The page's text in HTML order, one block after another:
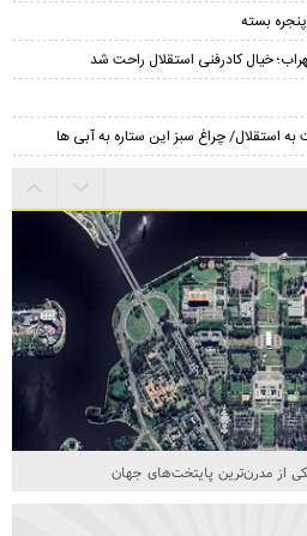
بسته
خیال کادرفنی استقلال راحت شد
استقلال/ چراغ سبز این ستاره به آبی ها
از مدرن‌ترین پایتخت‌های جهان